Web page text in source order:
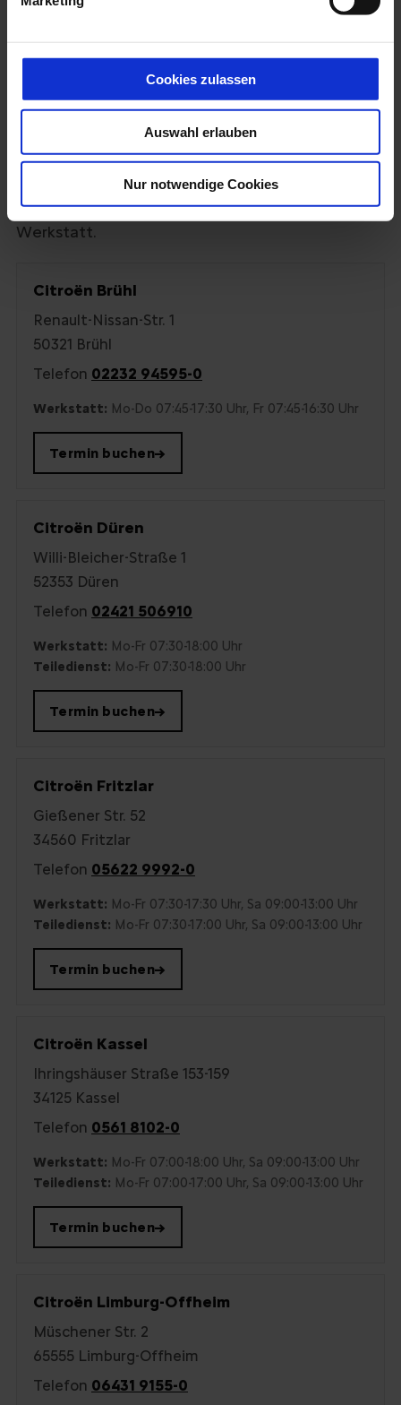
Cookies zulassen
Auswahl erlauben
Nur notwendige Cookies
Citroën Service an acht
Standorten
Wählen Sie den Standort, der Ihnen am nächsten
liegt. Sie buchen direkt im Terminkalender der
Werkstatt.
Citroën Brühl
Renault-Nissan-Str. 1
50321 Brühl
Telefon 02232 94595-0
Werkstatt: Mo-Do 07:45-17:30 Uhr, Fr 07:45-16:30 Uhr
Termin buchen→
Citroën Düren
Willi-Bleicher-Straße 1
52353 Düren
Telefon 02421 506910
Werkstatt: Mo-Fr 07:30-18:00 Uhr
Teiledienst: Mo-Fr 07:30-18:00 Uhr
Termin buchen→
Citroën Fritzlar
Gießener Str. 52
34560 Fritzlar
Telefon 05622 9992-0
Werkstatt: Mo-Fr 07:30-17:30 Uhr, Sa 09:00-13:00 Uhr
Teiledienst: Mo-Fr 07:30-17:00 Uhr, Sa 09:00-13:00 Uhr
Termin buchen→
Citroën Kassel
Ihringshäuser Straße 153-159
34125 Kassel
Telefon 0561 8102-0
Werkstatt: Mo-Fr 07:00-18:00 Uhr, Sa 09:00-13:00 Uhr
Teiledienst: Mo-Fr 07:00-17:00 Uhr, Sa 09:00-13:00 Uhr
Termin buchen→
Citroën Limburg-Offheim
Müschener Str. 2
65555 Limburg-Offheim
Telefon 06431 9155-0